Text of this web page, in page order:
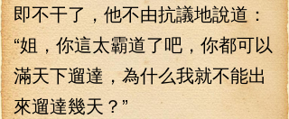
即不干了，他不由抗議地說道：
“姐，你這太霸道了吧，你都可以
滿天下遛達，為什么我就不能出
來遛達幾天？”